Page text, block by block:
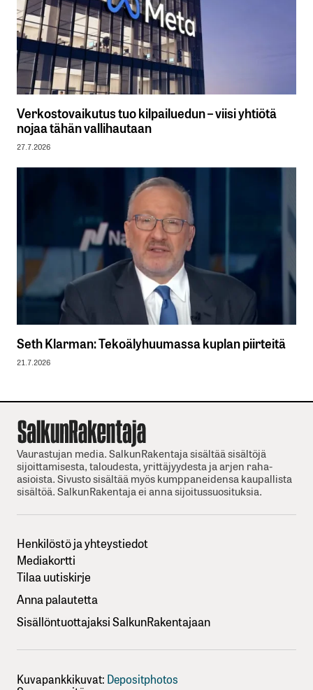
Verkostovaikutus tuo kilpailuedun – viisi yhtiötä
nojaa tähän vallihautaan
27.7.2026
Seth Klarman: Tekoälyhuumassa kuplan piirteitä
21.7.2026
Vaurastujan media. SalkunRakentaja sisältää sisältöjä
sijoittamisesta, taloudesta, yrittäjyydesta ja arjen raha-
asioista. Sivusto sisältää myös kumppaneidensa kaupallista
sisältöä. SalkunRakentaja ei anna sijoitussuosituksia.
Henkilöstö ja yhteystiedot
Mediakortti
Tilaa uutiskirje
Anna palautetta
Sisällöntuottajaksi SalkunRakentajaan
Kuvapankkikuvat: Depositphotos